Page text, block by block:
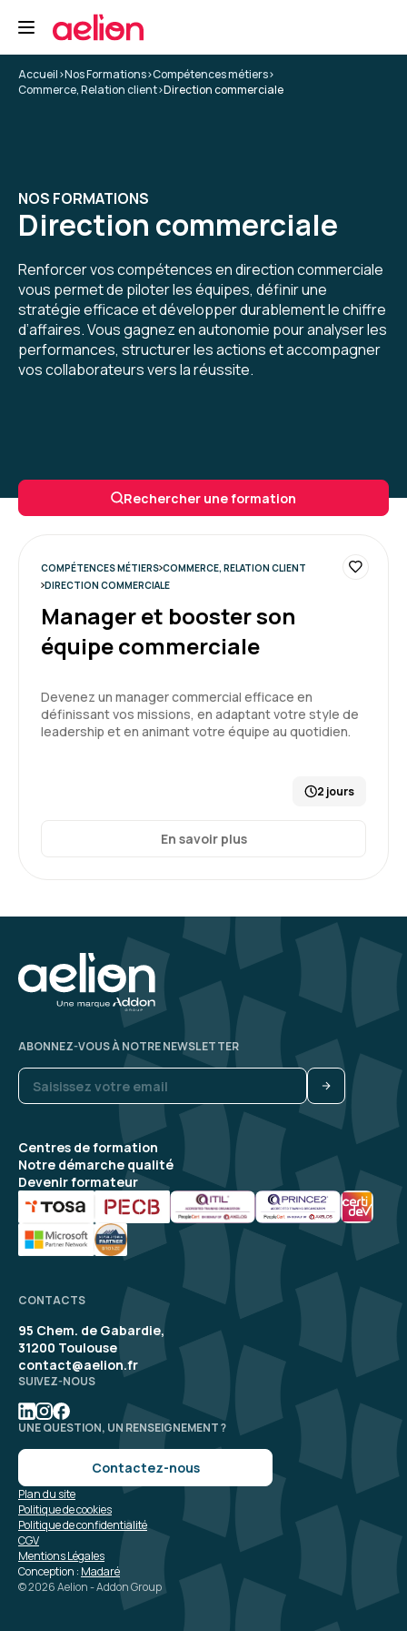
Accueil>Nos Formations>Compétences métiers>
Commerce, Relation client>Direction commerciale
NOS FORMATIONS
Direction commerciale
Renforcer vos compétences en direction commerciale
vous permet de piloter les équipes, définir une
stratégie efficace et développer durablement le chiffre
d’affaires. Vous gagnez en autonomie pour analyser les
performances, structurer les actions et accompagner
vos collaborateurs vers la réussite.
Rechercher une formation
COMPÉTENCES MÉTIERS COMMERCE, RELATION CLIENT
DIRECTION COMMERCIALE
Manager et booster son
équipe commerciale
Devenez un manager commercial efficace en
définissant vos missions, en adaptant votre style de
leadership et en animant votre équipe au quotidien.
2 jours
En savoir plus
Centres de formation
Notre démarche qualité
Devenir formateur
ABONNEZ-VOUS À NOTRE NEWSLETTER
CONTACTS
95 Chem. de Gabardie,
31200 Toulouse
contact@aelion.fr
SUIVEZ-NOUS
UNE QUESTION, UN RENSEIGNEMENT ?
Contactez-nous
© 2026 Aelion - Addon Group
Conception : Madaré
Mentions Légales
CGV
Politique de confidentialité
Politique de cookies
Plan du site